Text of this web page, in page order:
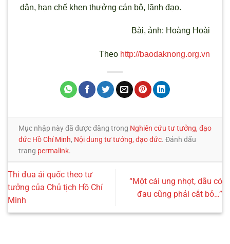
dân, hạn chế khen thưởng cán bộ, l ãnh đạo.
Bài, ảnh: Hoàng Hoài
Theo http://baodaknong.org.vn
Mục nhập này đã được đăng trong Nghiên cứu tư tưởng, đạo
đức Hồ Chí Minh, Nội dung tư tưởng, đạo đức. Đánh dấu
trang permalink.
Thi đua ái quốc theo tư
tưởng của Chủ tịch Hồ Chí
Minh
“Một cái ung nhọt, dẫu có
đau cũng phải cắt bỏ…”